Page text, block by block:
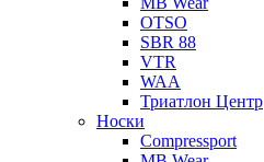
OTSO
SBR 88
VTR
WAA
Триатлон Центр
Носки
Compressport